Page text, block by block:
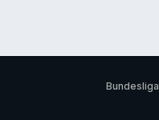
Bundesliga